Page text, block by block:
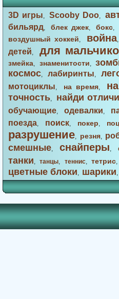
3D игры,Scooby Doo,
бильярд,блек джек,бокс,
воздушный хоккей, война
детей, для
змейка, знаменитости,
космос, лабиринты,
мотоциклы, на время,
точность, найди
обучающие, одевалки,
поезда, поиск, покер,
разрушение, резня,
смешные, снайперы,
танки,танцы, теннис,тетрис,
цветные блоки, шарики,